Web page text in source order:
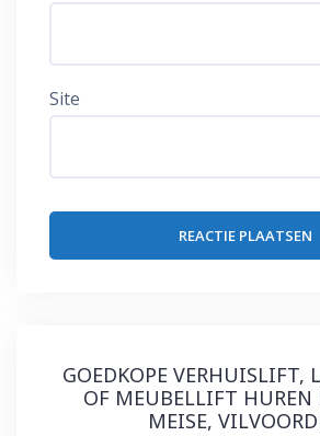
Site
GOEDKOPE VERHUISLIFT,
OF MEUBELLIFT HUREN
MEISE,